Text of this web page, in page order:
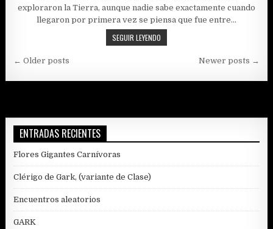
exploraron la Tierra, aunque nadie sabe exactamente cuando
llegaron por primera vez se piensa que fue entre…
SEGUIR LEYENDO
¿QUIÉNES
Navegación
de
← Older posts Newer posts →
ENTRADAS RECIENTES
Flores Gigantes Carnívoras
Clérigo de Gark, (variante de Clase)
Encuentros aleatorios
GARK